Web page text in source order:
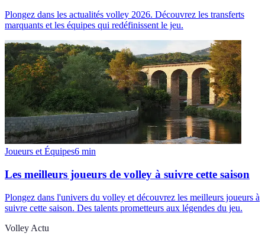
Plongez dans les actualités volley 2026. Découvrez les transferts
marquants et les équipes qui redéfinissent le jeu.
Joueurs et Équipes6 min
Les meilleurs joueurs de volley à suivre cette saison
Plongez dans l'univers du volley et découvrez les meilleurs joueurs à
suivre cette saison. Des talents prometteurs aux légendes du jeu.
Volley Actu